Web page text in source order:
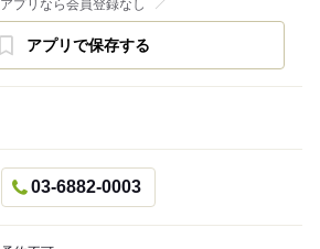
アプリなら会員登録なし
アプリで保存する
03-6882-0003